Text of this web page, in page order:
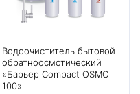
Водоочиститель бытовой
обратноосмотический
«Барьер Compact OSMO
100»